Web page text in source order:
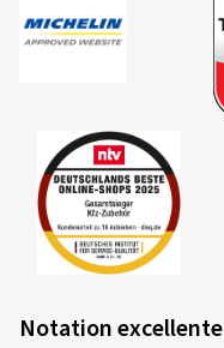
Notation excellente